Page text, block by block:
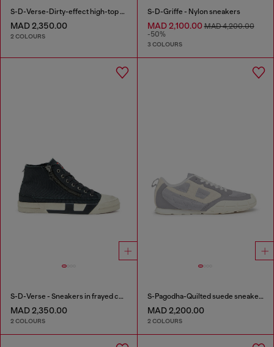
S-D-Verse-Dirty-effect high-top canvas sneakers
MAD 2,350.00
2 COLOURS
S-D-Griffe - Nylon sneakers
MAD 2,100.00MAD 4,200.00
-50%
3 COLOURS
S-D-Verse - Sneakers in frayed canvas with D logo
MAD 2,350.00
2 COLOURS
S-Pagodha-Quilted suede sneakers
MAD 2,200.00
2 COLOURS